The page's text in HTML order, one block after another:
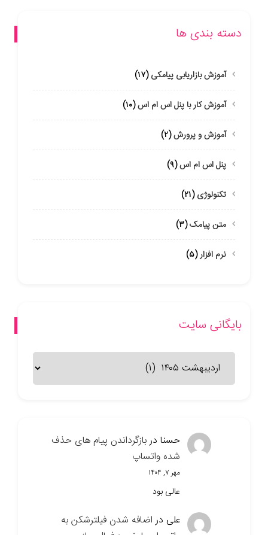
دسته بندی ها
آموزش بازاریابی پیامکی(۱۷)
آموزش کار با پنل اس ام اس(۱۰)
آموزش و پرورش(۲)
پنل اس ام اس(۹)
تکنولوژی(۲۱)
متن پیامک(۳)
نرم افزار(۵)
بایگانی سایت
سایت
حسنا دربازگرداندن پیام های حذف
شده واتساپ
مهر ۷, ۱۴۰۴
عالی بود
علی دراضافه شدن فیلترشکن به